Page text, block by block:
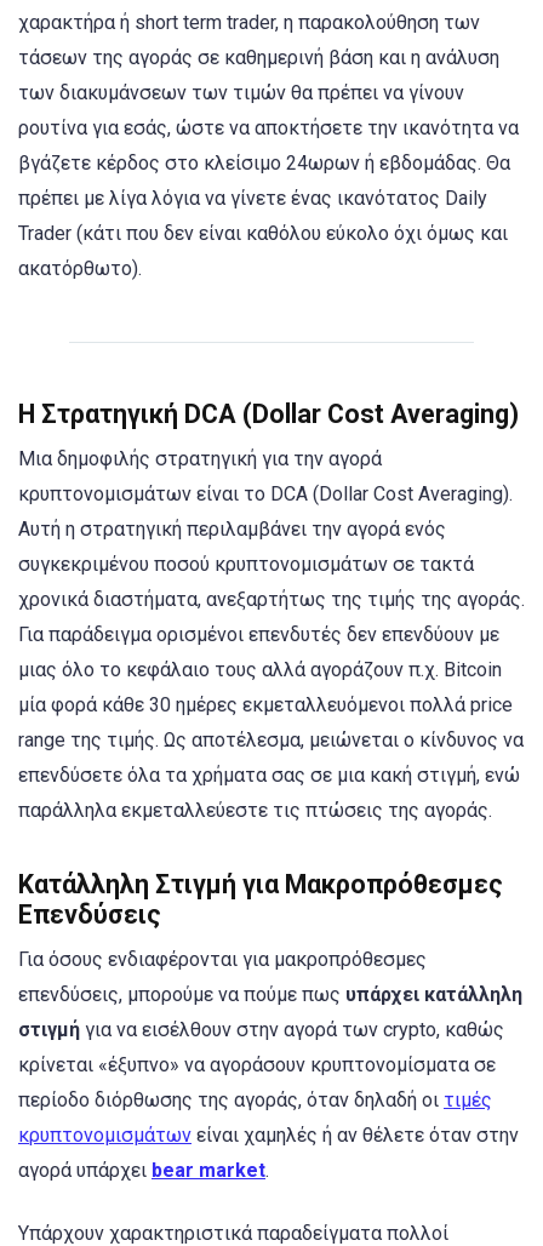
χαρακτήρα ή short term trader, η παρακολούθηση των
τάσεων της αγοράς σε καθημερινή βάση και η ανάλυση
των διακυμάνσεων των τιμών θα πρέπει να γίνουν
ρουτίνα για εσάς, ώστε να αποκτήσετε την ικανότητα να
βγάζετε κέρδος στο κλείσιμο 24ωρων ή εβδομάδας. Θα
πρέπει με λίγα λόγια να γίνετε ένας ικανότατος Daily
Trader (κάτι που δεν είναι καθόλου εύκολο όχι όμως και
ακατόρθωτο).
Η Στρατηγική DCA (Dollar Cost Averaging)
Μια δημοφιλής στρατηγική για την αγορά
κρυπτονομισμάτων είναι το DCA (Dollar Cost Averaging).
Αυτή η στρατηγική περιλαμβάνει την αγορά ενός
συγκεκριμένου ποσού κρυπτονομισμάτων σε τακτά
χρονικά διαστήματα, ανεξαρτήτως της τιμής της αγοράς.
Για παράδειγμα ορισμένοι επενδυτές δεν επενδύουν με
μιας όλο το κεφάλαιο τους αλλά αγοράζουν π.χ. Bitcoin
μία φορά κάθε 30 ημέρες εκμεταλλευόμενοι πολλά price
range της τιμής. Ως αποτέλεσμα, μειώνεται ο κίνδυνος να
επενδύσετε όλα τα χρήματα σας σε μια κακή στιγμή, ενώ
παράλληλα εκμεταλλεύεστε τις πτώσεις της αγοράς.
Κατάλληλη Στιγμή για Μακροπρόθεσμες
Επενδύσεις
Για όσους ενδιαφέρονται για μακροπρόθεσμες
επενδύσεις, μπορούμε να πούμε πως υπάρχει κατάλληλη
στιγμή για να εισέλθουν στην αγορά των crypto, καθώς
κρίνεται «έξυπνο» να αγοράσουν κρυπτονομίσματα σε
περίοδο διόρθωσης της αγοράς, όταν δηλαδή οι τιμές
κρυπτονομισμάτων είναι χαμηλές ή αν θέλετε όταν στην
αγορά υπάρχει bear market.
Υπάρχουν χαρακτηριστικά παραδείγματα πολλοί